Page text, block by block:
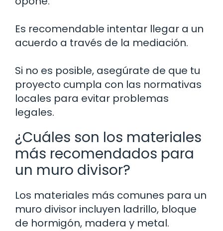
Es recomendable intentar llegar a un
acuerdo a través de la mediación.
Si no es posible, asegúrate de que tu
proyecto cumpla con las normativas
locales para evitar problemas
legales.
¿Cuáles son los materiales
más recomendados para
un muro divisor?
Los materiales más comunes para un
muro divisor incluyen ladrillo, bloque
de hormigón, madera y metal.